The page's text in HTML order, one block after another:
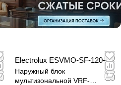
Electrolux ESVMO-SF-120-H
Наружный блок
мультизональной VRF-